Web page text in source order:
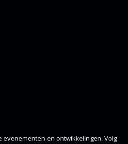
evenementen en ontwikkelingen. Volg